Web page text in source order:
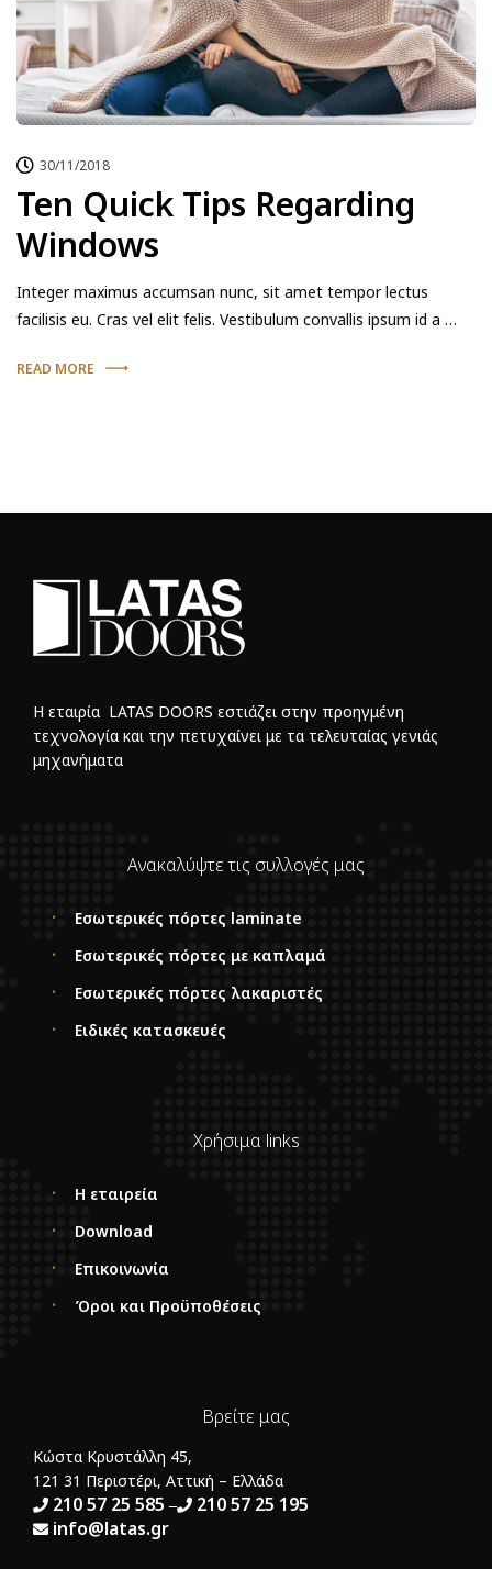
30/11/2018
Ten Quick Tips Regarding
Windows
Integer maximus accumsan nunc, sit amet tempor lectus
facilisis eu. Cras vel elit felis. Vestibulum convallis ipsum id a …
READ MORE
Η εταιρία LATAS DOORS εστιάζει στην προηγμένη
τεχνολογία και την πετυχαίνει με τα τελευταίας γενιάς
μηχανήματα
Ανακαλύψτε τις συλλογές μας
Εσωτερικές πόρτες laminate
Εσωτερικές πόρτες με καπλαμά
Εσωτερικές πόρτες λακαριστές
Ειδικές κατασκευές
Χρήσιμα links
Η εταιρεία
Download
Επικοινωνία
Όροι και Προϋποθέσεις
Βρείτε μας
Κώστα Κρυστάλλη 45,
121 31 Περιστέρι, Αττική – Ελλάδα
210 57 25 585 –
210 57 25 195
info@latas.gr